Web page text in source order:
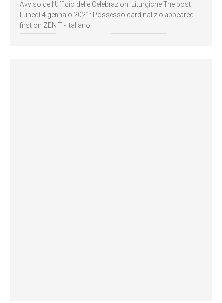
Avviso dell’Ufficio delle Celebrazioni Liturgiche The post
Lunedì 4 gennaio 2021: Possesso cardinalizio appeared
first on ZENIT - Italiano.